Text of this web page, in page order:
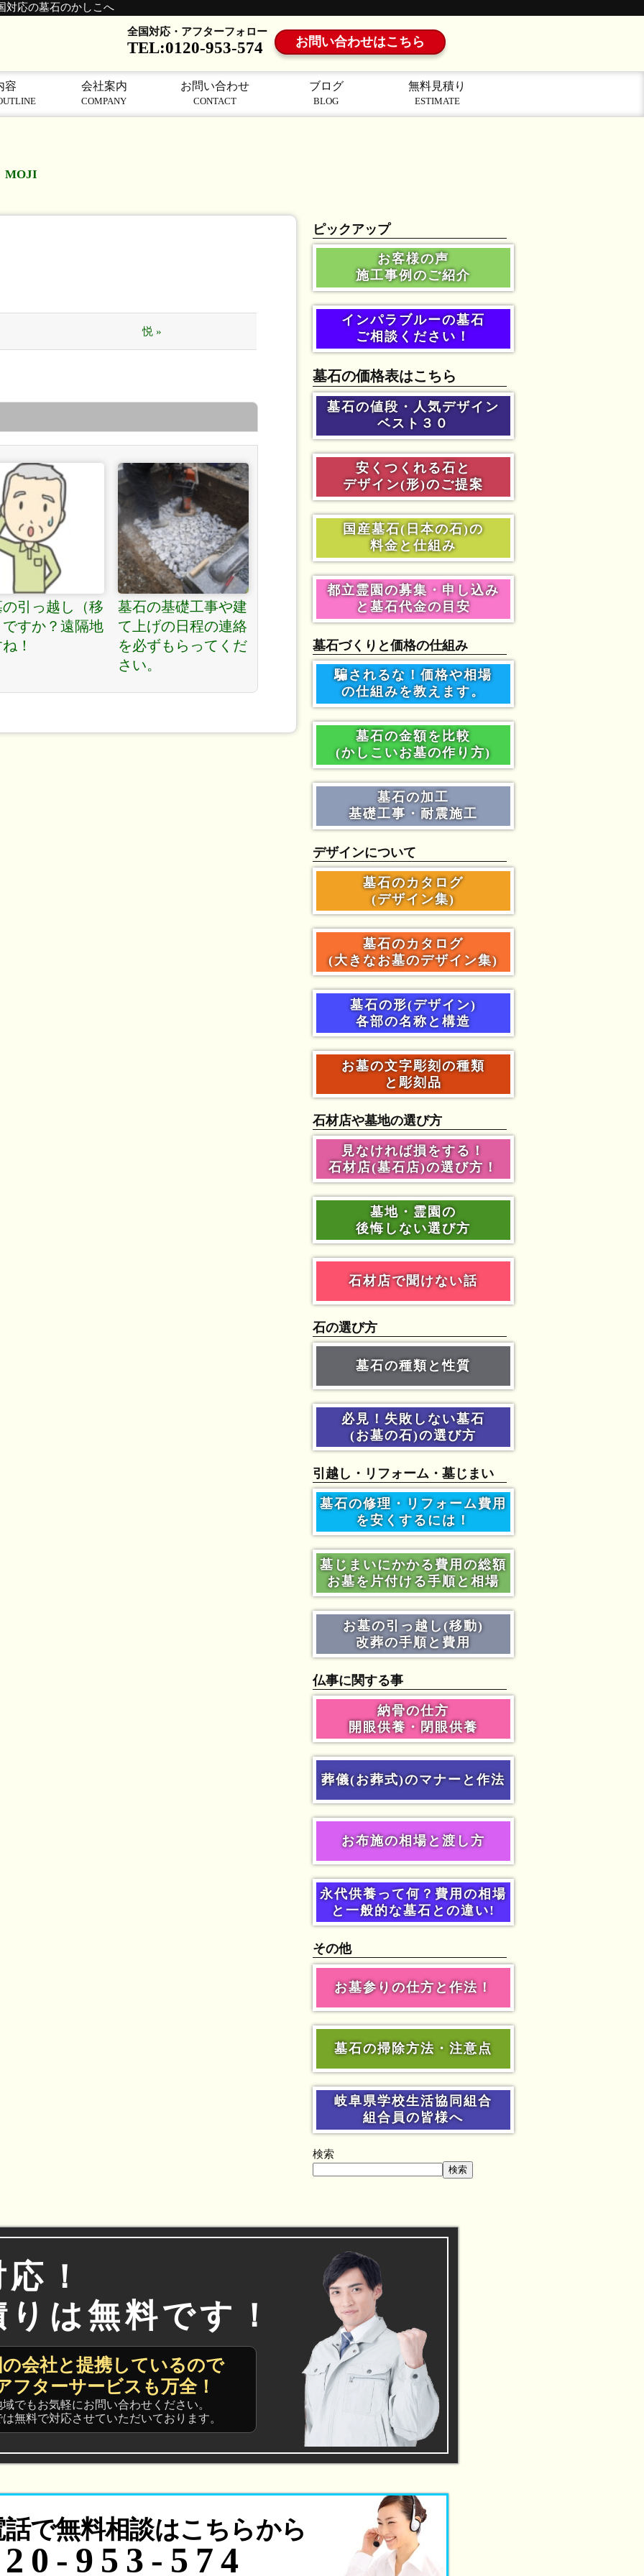
対応の墓石のかしこへ
全国対応・アフターフォロー
TEL:0120-953-574 お問い合わせはこちら
容 会社案内
COMPANY
お問い合わせ
CONTACT
ブログ
BLOG
無料見積り
ESTIMATE
MOJI
悦 »
引っ越し（移
すか？遠隔地
！
墓石の基礎工事や建
て上げの日程の連絡
を必ずもらってくだ
さい。
ピックアップ
お客様の声
施工事例のご紹介
インパラブルーの墓石
ご相談ください！
墓石の価格表はこちら
墓石の値段・人気デザイン
ベスト３０
安くつくれる石と
デザイン(形)のご提案
国産墓石(日本の石)の
料金と仕組み
都立霊園の募集・申し込み
と墓石代金の目安
墓石づくりと価格の仕組み
騙されるな！価格や相場
の仕組みを教えます。
墓石の金額を比較
(かしこいお墓の作り方)
墓石の加工
基礎工事・耐震施工
デザインについて
墓石のカタログ
(デザイン集)
墓石のカタログ
(大きなお墓のデザイン集)
墓石の形(デザイン)
各部の名称と構造
お墓の文字彫刻の種類
と彫刻品
石材店や墓地の選び方
見なければ損をする！
石材店(墓石店)の選び方！
墓地・霊園の
後悔しない選び方
石材店で聞けない話
石の選び方
墓石の種類と性質
必見！失敗しない墓石
(お墓の石)の選び方
引越し・リフォーム・墓じまい
墓石の修理・リフォーム費用
を安くするには！
墓じまいにかかる費用の総額
お墓を片付ける手順と相場
お墓の引っ越し(移動)
改葬の手順と費用
仏事に関する事
納骨の仕方
開眼供養・閉眼供養
葬儀(お葬式)のマナーと作法
お布施の相場と渡し方
永代供養って何？費用の相場
と一般的な墓石との違い!
その他
お墓参りの仕方と作法！
墓石の掃除方法・注意点
岐阜県学校生活協同組合
組合員の皆様へ
検索
検索
！
は無料です！
会社と提携しているので
フターサービスも万全！
でもお気軽にお問い合わせください。
無料で対応させていただいております。
で無料相談はこちらから
953-574